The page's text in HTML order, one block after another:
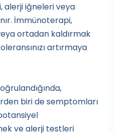
alerji iğneleri veya
İmmünoterapi,
ortadan kaldırmak
artırmaya
biri de semptomları
ve alerji testleri